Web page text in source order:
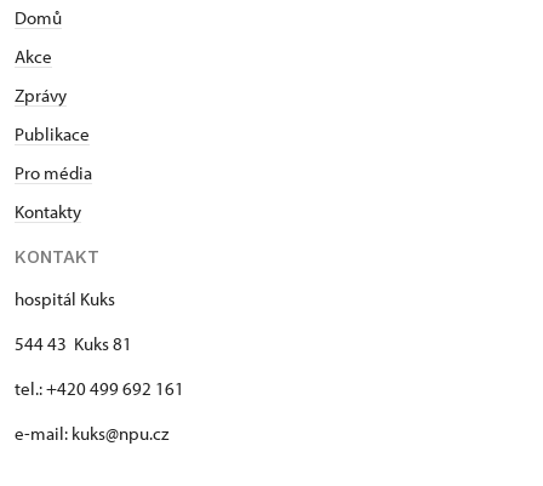
Domů
Akce
Zprávy
Publikace
Pro média
Kontakty
KONTAKT
hospitál Kuks
544 43 Kuks 81
tel.: +420 499 692 161
e-mail: kuks@npu.cz